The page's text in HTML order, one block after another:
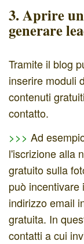
3. Aprire
generare
Tramite il blog
inserire moduli
contenuti
contatto.
>>> Ad
l'iscrizione alla
gratuito sulla
può
indirizzo email
gratuita. In
contatti a cui